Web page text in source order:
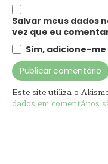
Salvar meus dados
vez que eu
Sim, adicione-
Este site utiliza o
dados em comentários